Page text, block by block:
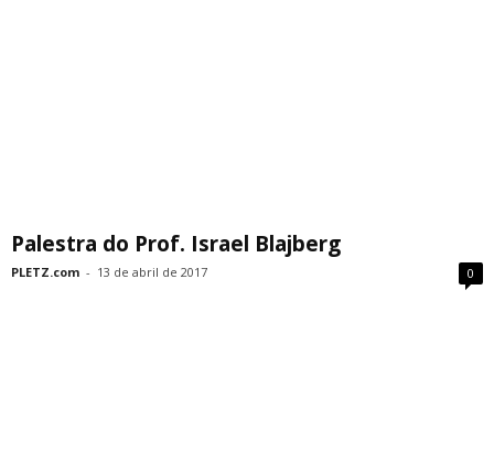
Palestra do Prof. Israel Blajberg
PLETZ.com - 13 de abril de 2017 0